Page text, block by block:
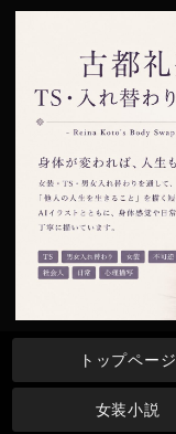
トップページ
女装小説